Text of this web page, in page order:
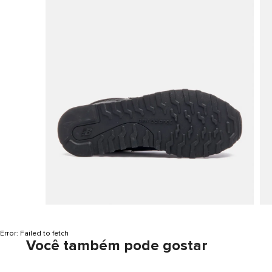
Error: Failed to fetch
Você também pode gostar